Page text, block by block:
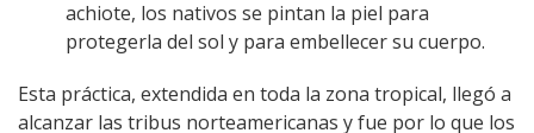
achiote, los nativos se pintan la piel para
protegerla del sol y para embellecer su cuerpo.
Esta práctica, extendida en toda la zona tropical, llegó a
alcanzar las tribus norteamericanas y fue por lo que los